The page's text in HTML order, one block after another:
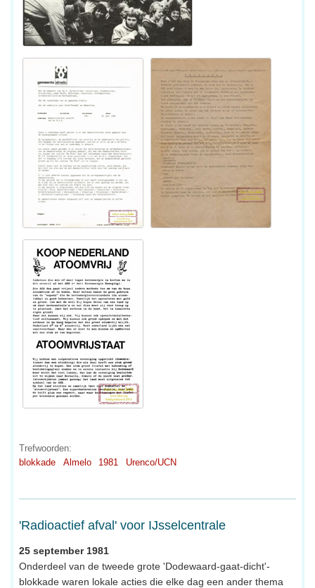
Trefwoorden:
blokkade
Almelo 1981 Urenco/UCN
'Radioactief afval' voor IJsselcentrale
25 september 1981
Onderdeel van de tweede grote 'Dodewaard-gaat-dicht'-
blokkade waren lokale acties die elke dag een ander thema